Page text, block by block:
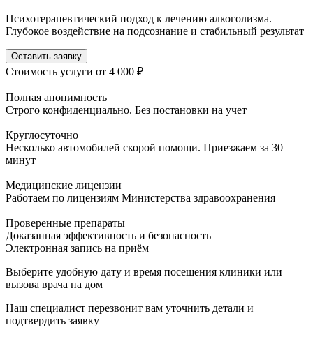
Психотерапевтический подход к лечению алкоголизма.
Глубокое воздействие на подсознание и стабильный результат
Оставить заявку
Стоимость услуги от 4 000 ₽
Полная анонимность
Строго конфиденциально. Без постановки на учет
Круглосуточно
Несколько автомобилей скорой помощи. Приезжаем за 30
минут
Медицинские лицензии
Работаем по лицензиям Министерства здравоохранения
Проверенные препараты
Доказанная эффективность и безопасность
Электронная запись на приём
Выберите удобную дату и время посещения клиники или
вызова врача на дом
Наш специалист перезвонит вам уточнить детали и
подтвердить заявку